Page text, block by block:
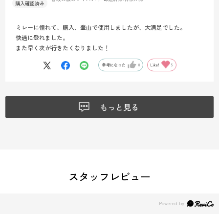
ミレーに憧れて、購入、登山で使用しましたが、大満足でした。
快適に登れました。
また早く次が行きたくなりました！
参考になった 0 Like! 5
もっと見る
スタッフレビュー